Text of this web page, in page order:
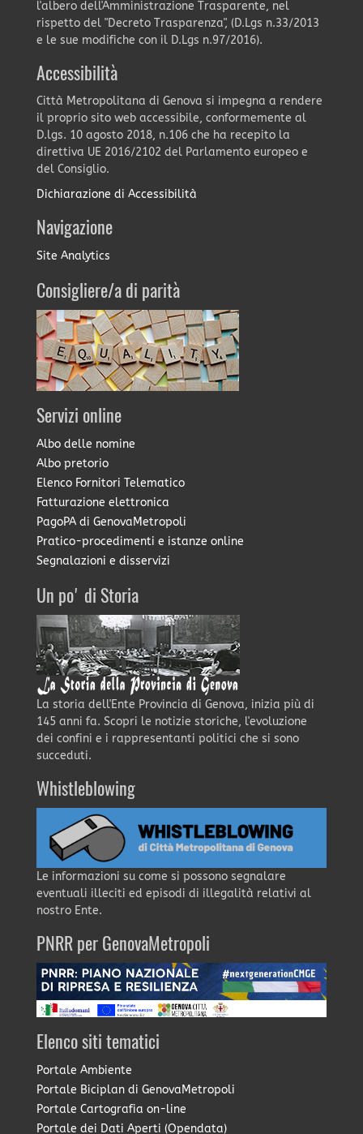
l'albero dell'Amministrazione Trasparente, nel
rispetto del "Decreto Trasparenza", (D.Lgs n.33/2013
e le sue modifiche con il D.Lgs n.97/2016).
Accessibilità
Città Metropolitana di Genova si impegna a rendere
il proprio sito web accessibile, conformemente al
D.lgs. 10 agosto 2018, n.106 che ha recepito la
direttiva UE 2016/2102 del Parlamento europeo e
del Consiglio.
Dichiarazione di Accessibilità
Navigazione
Site Analytics
Consigliere/a di parità
Servizi online
Albo delle nomine
Albo pretorio
Elenco Fornitori Telematico
Fatturazione elettronica
PagoPA di GenovaMetropoli
Pratico-procedimenti e istanze online
Segnalazioni e disservizi
Un po' di Storia
La storia dell'Ente Provincia di Genova, inizia più di
145 anni fa. Scopri le notizie storiche, l'evoluzione
dei confini e i rappresentanti politici che si sono
succeduti.
Whistleblowing
Le informazioni su come si possono segnalare
eventuali illeciti ed episodi di illegalità relativi al
nostro Ente.
PNRR per GenovaMetropoli
Elenco siti tematici
Portale Ambiente
Portale Biciplan di GenovaMetropoli
Portale Cartografia on-line
Portale dei Dati Aperti (Opendata)